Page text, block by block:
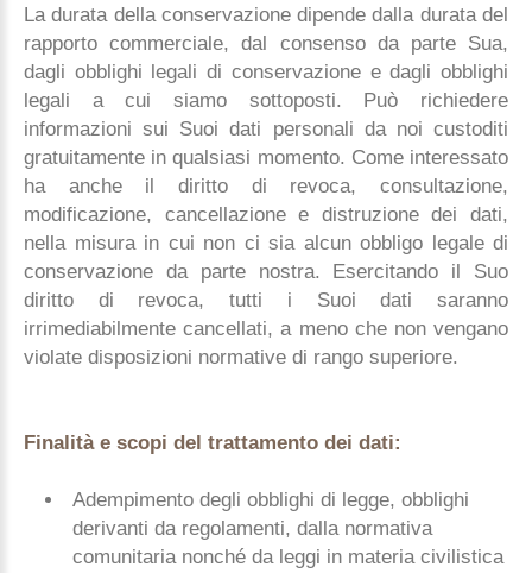
La durata della conservazione dipende dalla durata del
rapporto commerciale, dal consenso da parte Sua,
dagli obblighi legali di conservazione e dagli obblighi
legali a cui siamo sottoposti. Può richiedere
informazioni sui Suoi dati personali da noi custoditi
gratuitamente in qualsiasi momento. Come interessato
ha anche il diritto di revoca, consultazione,
modificazione, cancellazione e distruzione dei dati,
nella misura in cui non ci sia alcun obbligo legale di
conservazione da parte nostra. Esercitando il Suo
diritto di revoca, tutti i Suoi dati saranno
irrimediabilmente cancellati, a meno che non vengano
violate disposizioni normative di rango superiore.
Finalità e scopi del trattamento dei dati:
Adempimento degli obblighi di legge, obblighi
derivanti da regolamenti, dalla normativa
comunitaria nonché da leggi in materia civilistica